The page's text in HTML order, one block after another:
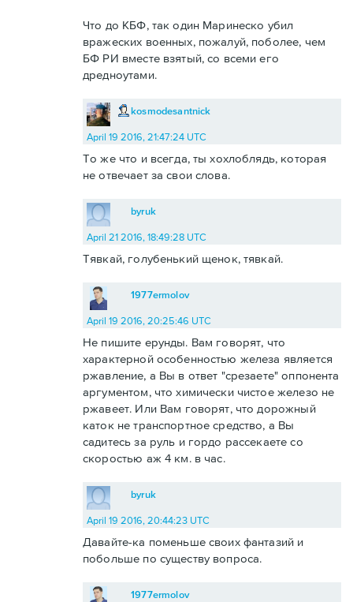
Что до КБФ, так один Маринеско убил
вражеских военных, пожалуй, поболее, чем
БФ РИ вместе взятый, со всеми его
дредноутами.
kosmodesantnick
April 19 2016, 21:47:24 UTC
То же что и всегда, ты хохлоблядь, которая
не отвечает за свои слова.
byruk
April 21 2016, 18:49:28 UTC
Тявкай, голубенький щенок, тявкай.
1977ermolov
April 19 2016, 20:25:46 UTC
Не пишите ерунды. Вам говорят, что
характерной особенностью железа является
ржавление, а Вы в ответ "срезаете" оппонента
аргументом, что химически чистое железо не
ржавеет. Или Вам говорят, что дорожный
каток не транспортное средство, а Вы
садитесь за руль и гордо рассекаете со
скоростью аж 4 км. в час.
byruk
April 19 2016, 20:44:23 UTC
Давайте-ка поменьше своих фантазий и
побольше по существу вопроса.
1977ermolov